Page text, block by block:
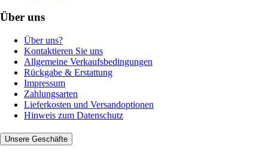
Über uns
Über uns?
Kontaktieren Sie uns
Allgemeine Verkaufsbedingungen
Rückgabe & Erstattung
Impressum
Zahlungsarten
Lieferkosten und Versandoptionen
Hinweis zum Datenschutz
Unsere Geschäfte